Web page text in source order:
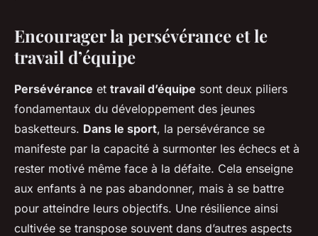
Encourager la persévérance et le
travail d’équipe
Persévérance et travail d’équipe sont deux piliers
fondamentaux du développement des jeunes
basketteurs. Dans le sport, la persévérance se
manifeste par la capacité à surmonter les échecs et à
rester motivé même face à la défaite. Cela enseigne
aux enfants à ne pas abandonner, mais à se battre
pour atteindre leurs objectifs. Une résilience ainsi
cultivée se transpose souvent dans d’autres aspects